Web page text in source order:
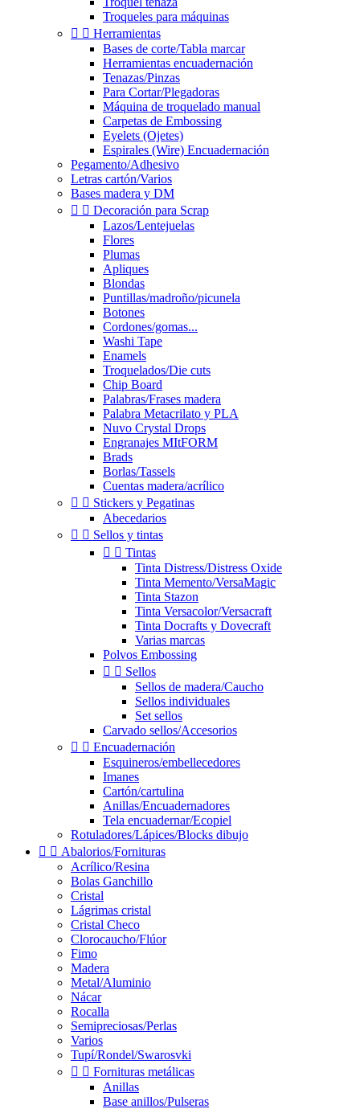
Troqueles para máquinas
  Herramientas
Bases de corte/Tabla marcar
Herramientas encuadernación
Tenazas/Pinzas
Para Cortar/Plegadoras
Máquina de troquelado manual
Carpetas de Embossing
Eyelets (Ojetes)
Espirales (Wire) Encuadernación
Pegamento/Adhesivo
Letras cartón/Varios
Bases madera y DM
  Decoración para Scrap
Lazos/Lentejuelas
Flores
Plumas
Apliques
Blondas
Puntillas/madroño/picunela
Botones
Cordones/gomas...
Washi Tape
Enamels
Troquelados/Die cuts
Chip Board
Palabras/Frases madera
Palabra Metacrilato y PLA
Nuvo Crystal Drops
Engranajes MItFORM
Brads
Borlas/Tassels
Cuentas madera/acrílico
  Stickers y Pegatinas
Abecedarios
  Sellos y tintas
  Tintas
Tinta Distress/Distress Oxide
Tinta Memento/VersaMagic
Tinta Stazon
Tinta Versacolor/Versacraft
Tinta Docrafts y Dovecraft
Varias marcas
Polvos Embossing
  Sellos
Sellos de madera/Caucho
Sellos individuales
Set sellos
Carvado sellos/Accesorios
  Encuadernación
Esquineros/embellecedores
Imanes
Cartón/cartulina
Anillas/Encuadernadores
Tela encuadernar/Ecopiel
Rotuladores/Lápices/Blocks dibujo
  Abalorios/Fornituras
Acrílico/Resina
Bolas Ganchillo
Cristal
Lágrimas cristal
Cristal Checo
Clorocaucho/Flúor
Fimo
Madera
Metal/Aluminio
Nácar
Rocalla
Semipreciosas/Perlas
Varios
Tupí/Rondel/Swarosvki
  Fornituras metálicas
Anillas
Base anillos/Pulseras